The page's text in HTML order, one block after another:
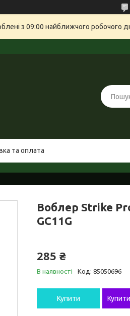
з 09:00 найближчого робочого
та оплата
Воблер Strike
GC11G
285 ₴
В наявності Код: 85050696
Купити